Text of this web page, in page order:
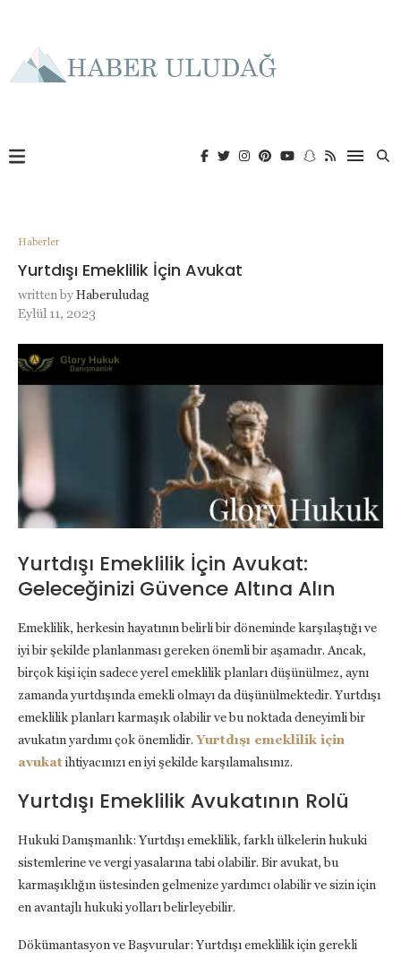
Haberler
Yurtdışı Emeklilik İçin Avukat
written byHaberuludag
Eylül 11, 2023
Yurtdışı Emeklilik İçin Avukat:
Geleceğinizi Güvence Altına Alın
Emeklilik, herkesin hayatının belirli bir döneminde karşılaştığı ve
iyi bir şekilde planlanması gereken önemli bir aşamadır. Ancak,
birçok kişi için sadece yerel emeklilik planları düşünülmez, aynı
zamanda yurtdışında emekli olmayı da düşünülmektedir. Yurtdışı
emeklilik planları karmaşık olabilir ve bu noktada deneyimli bir
avukatın yardımı çok önemlidir.Yurtdışı emeklilik için
avukatihtiyacınızı en iyi şekilde karşılamalısınız.
Yurtdışı Emeklilik Avukatının Rolü
Hukuki Danışmanlık: Yurtdışı emeklilik, farklı ülkelerin hukuki
sistemlerine ve vergi yasalarına tabi olabilir. Bir avukat, bu
karmaşıklığın üstesinden gelmenize yardımcı olabilir ve sizin için
en avantajlı hukuki yolları belirleyebilir.
Dökümantasyon ve Başvurular: Yurtdışı emeklilik için gerekli